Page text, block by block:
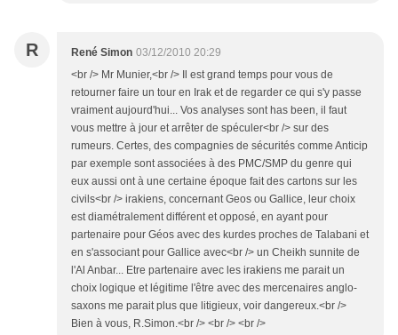
R René Simon 03/12/2010 20:29
<br /> Mr Munier,<br /> Il est grand temps pour vous de
retourner faire un tour en Irak et de regarder ce qui s'y passe
vraiment aujourd'hui... Vos analyses sont has been, il faut
vous mettre à jour et arrêter de spéculer<br /> sur des
rumeurs. Certes, des compagnies de sécurités comme Anticip
par exemple sont associées à des PMC/SMP du genre qui
eux aussi ont à une certaine époque fait des cartons sur les
civils<br /> irakiens, concernant Geos ou Gallice, leur choix
est diamétralement différent et opposé, en ayant pour
partenaire pour Géos avec des kurdes proches de Talabani et
en s'associant pour Gallice avec<br /> un Cheikh sunnite de
l'Al Anbar... Etre partenaire avec les irakiens me parait un
choix logique et légitime l'être avec des mercenaires anglo-
saxons me parait plus que litigieux, voir dangereux.<br />
Bien à vous, R.Simon.<br /> <br /> <br />